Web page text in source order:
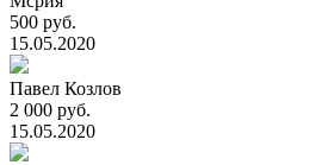
500 руб.
15.05.2020
Павел Козлов
2 000 руб.
15.05.2020